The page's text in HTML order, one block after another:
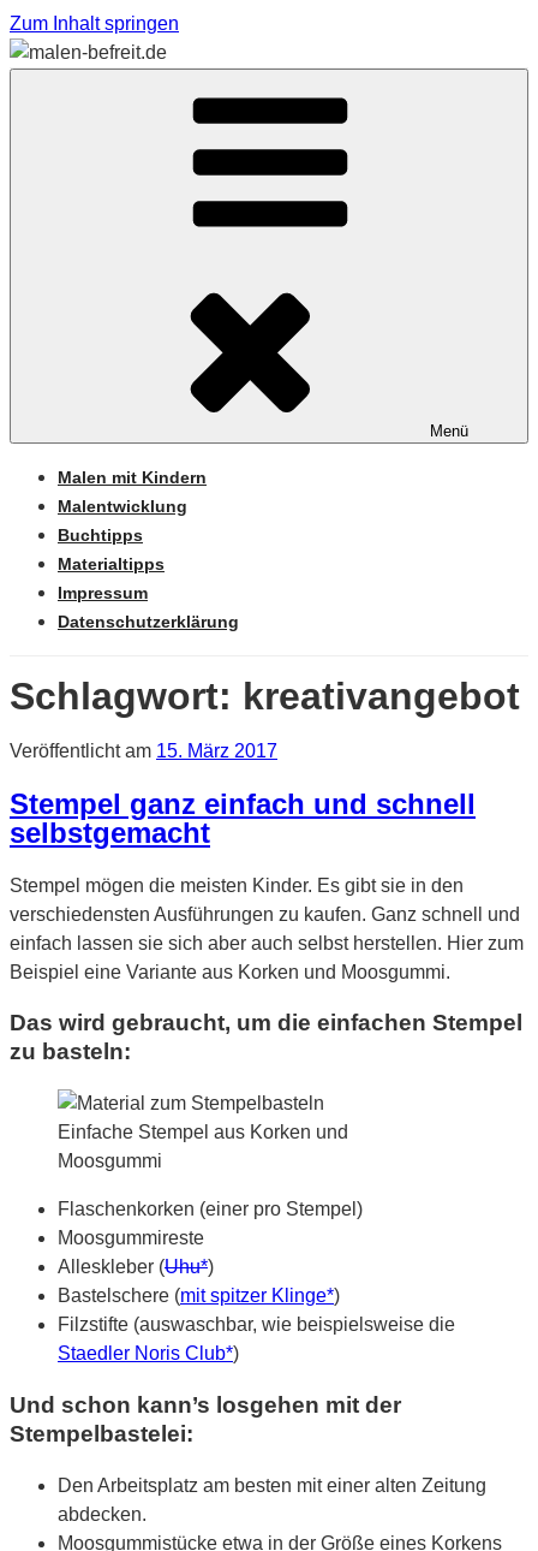
Zum Inhalt springen
MALEN-BEFREIT.DE
Sabine Feickert – Atelier für begleitetes Malen
Menü
Malen mit Kindern
Malentwicklung
Buchtipps
Materialtipps
Impressum
Datenschutzerklärung
Schlagwort: kreativangebot
Veröffentlicht am 15. März 2017
Stempel ganz einfach und schnell
selbstgemacht
Stempel mögen die meisten Kinder. Es gibt sie in den
verschiedensten Ausführungen zu kaufen. Ganz schnell und
einfach lassen sie sich aber auch selbst herstellen. Hier zum
Beispiel eine Variante aus Korken und Moosgummi.
Das wird gebraucht, um die einfachen Stempel
zu basteln:
Einfache Stempel aus Korken und
Moosgummi
Flaschenkorken (einer pro Stempel)
Moosgummireste
Alleskleber (Uhu*)
Bastelschere (mit spitzer Klinge*)
Filzstifte (auswaschbar, wie beispielsweise die
Staedler Noris Club*)
Und schon kann’s losgehen mit der
Stempelbastelei:
Den Arbeitsplatz am besten mit einer alten Zeitung
abdecken.
Moosgummistücke etwa in der Größe eines Korkens